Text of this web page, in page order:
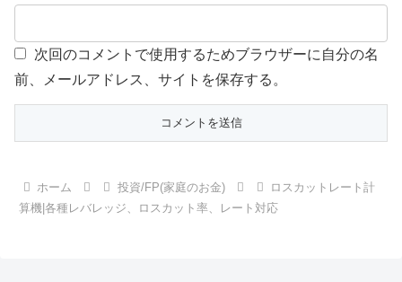
次回のコメントで使用するためブラウザーに自分の名
前、メールアドレス、サイトを保存する。
ホーム 投資/FP(家庭のお金)
ロスカットレート計
算機|各種レバレッジ、ロスカット率、レート対応